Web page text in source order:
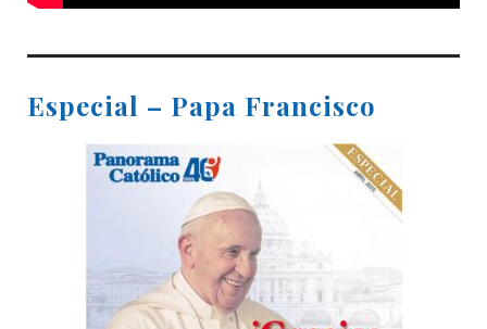
Especial – Papa Francisco